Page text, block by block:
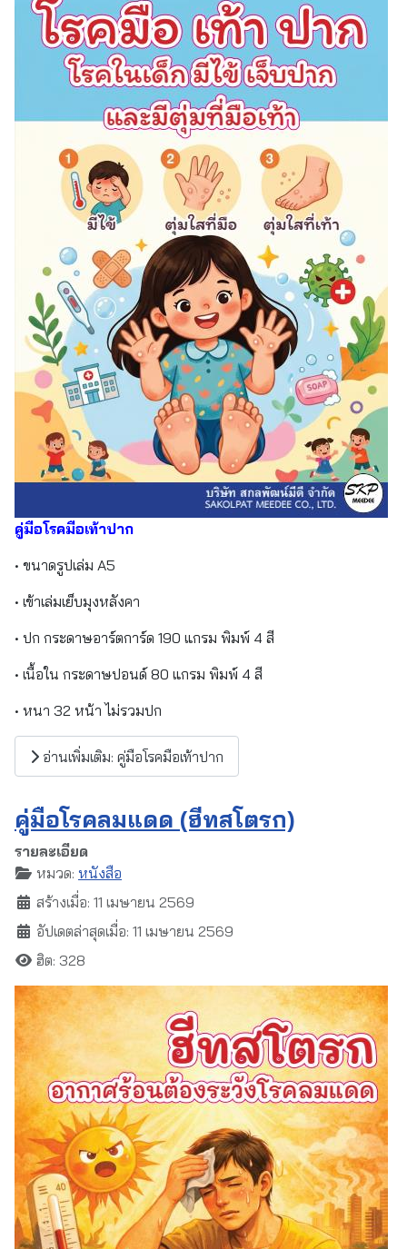
คู่มือโรคมือเท้าปาก
• ขนาดรูปเล่ม A5
• เข้าเล่มเย็บมุงหลังคา
• ปก กระดาษอาร์ตการ์ด 190 แกรม พิมพ์ 4 สี
• เนื้อใน กระดาษปอนด์ 80 แกรม พิมพ์ 4 สี
• หนา 32 หน้า ไม่รวมปก
อ่านเพิ่มเติม: คู่มือโรคมือเท้าปาก
คู่มือโรคลมแดด (ฮีทสโตรก)
รายละเอียด
หมวด: หนังสือ
สร้างเมื่อ: 11 เมษายน 2569
อัปเดตล่าสุดเมื่อ: 11 เมษายน 2569
ฮิต: 328